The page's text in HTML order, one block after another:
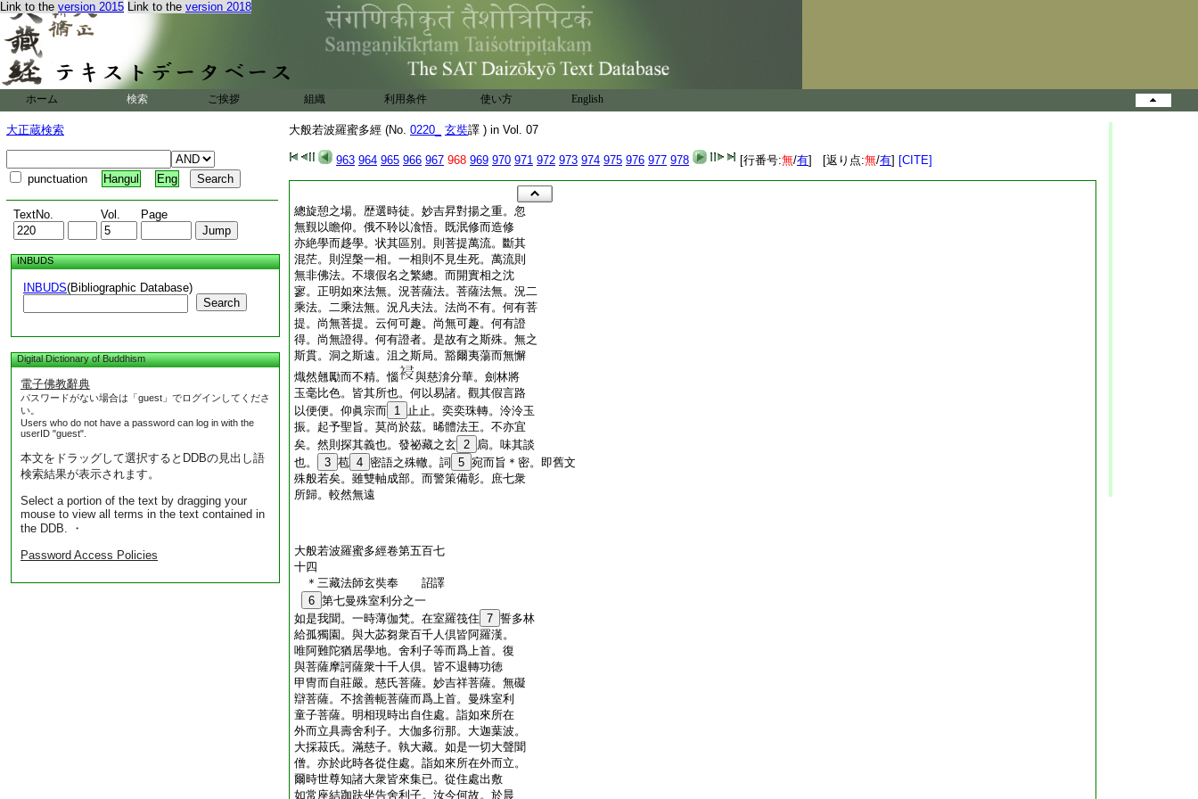
Link to the version 2015 Link to the version 2018
ホーム 検索 ご挨拶 組織 利用条件 使い方 English
大正蔵検索
punctuation Hangul Eng
TextNo. Vol. Page
INBUDS
INBUDS(Bibliographic Database)
Search
Digital Dictionary of Buddhism
電子佛教辭典
パスワードがない場合は「guest」でログインしてくださ
い。
Users who do not have a password can log in with the
userID "guest".
本文をドラッグして選択するとDDBの見出し語
検索結果が表示されます。
Select a portion of the text by dragging your
mouse to view all terms in the text contained in
the DDB. ・
Password Access Policies
大般若波羅蜜多經 (No. 0220_ 玄奘譯 ) in Vol. 07
963 964 965 966 967 968 969 970 971 972 973 974 975 976 977 978 [行番号:無/有] [返り点:無/有] [CITE]
總旋憩之場。歴選時徒。妙吉昇對揚之重。忽
無覲以瞻仰。俄不聆以飡悟。既泯修而造修
亦絶學而趍學。状其區別。則菩提萬流。斷其
混茫。則涅槃一相。一相則不見生死。萬流則
無非佛法。不壞假名之繁總。而開實相之沈
寥。正明如來法無。況菩薩法。菩薩法無。況二
乘法。二乘法無。況凡夫法。法尚不有。何有菩
提。尚無菩提。云何可趣。尚無可趣。何有證
得。尚無證得。何有證者。是故有之斯殊。無之
斯貫。洞之斯遠。沮之斯局。豁爾夷蕩而無懈
熾然翹勵而不精。惱
與慈渰分華。劍林將
玉毫比色。皆其所也。何以易諸。觀其假言路
以便便。仰眞宗而 1 止止。奕奕珠轉。泠泠玉
振。起予聖旨。莫尚於茲。晞體法王。不亦宜
矣。然則探其義也。發祕藏之玄 2 扃。味其談
也。
3 苞 4 密語之殊轍。詞 5 宛而旨＊密。即舊文
殊般若矣。雖雙軸成部。而警策備彰。庶七衆
所歸。較然無遠
大般若波羅蜜多經卷第五百七
十四
＊三藏法師玄奘奉 詔譯
6 第七曼殊室利分之一
如是我聞。一時薄伽梵。在室羅筏住 7 誓多林
給孤獨園。與大苾芻衆百千人倶皆阿羅漢。
唯阿難陀猶居學地。舍利子等而爲上首。復
與菩薩摩訶薩衆十千人倶。皆不退轉功徳
甲冑而自莊嚴。慈氏菩薩。妙吉祥菩薩。無礙
辯菩薩。不捨善軛菩薩而爲上首。曼殊室利
童子菩薩。明相現時出自住處。詣如來所在
外而立具壽舍利子。大伽多衍那。大迦葉波。
大採菽氏。滿慈子。執大藏。如是一切大聲聞
僧。亦於此時各從住處。詣如來所在外而立。
爾時世尊知諸大衆皆來集已。從住處出敷
如常座結跏趺坐告舍利子。汝今何故。於晨